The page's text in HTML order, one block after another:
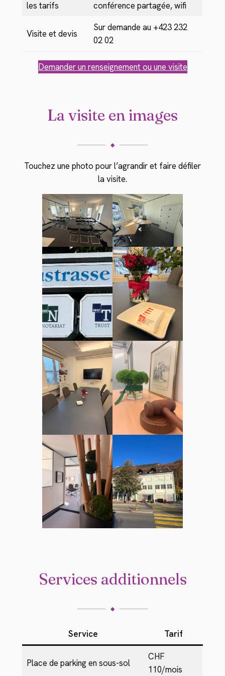
les tarifs conférence partagée, wifi
Visite et devis
Sur demande au +423 232
02 02
Demander un renseignement ou une visite
La visite en images
◆
Touchez une photo pour l’agrandir et faire défiler
la visite.
Services additionnels
◆
Service Tarif
Place de parking en sous-sol
CHF
110/mois